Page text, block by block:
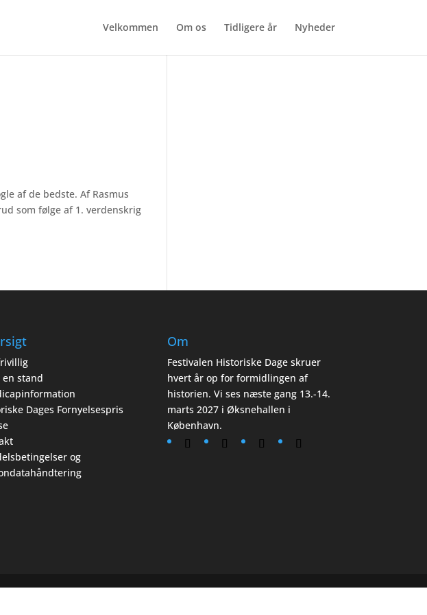
Velkommen Om os Tidligere år Nyheder
af de bedste. Af Rasmus
som følge af 1. verdenskrig
en stand
Dages Fornyelsespris
og
Om
Festivalen Historiske Dage skruer
hvert år op for formidlingen af
historien. Vi ses næste gang 13.-14.
marts 2027 i Øksnehallen i
København.